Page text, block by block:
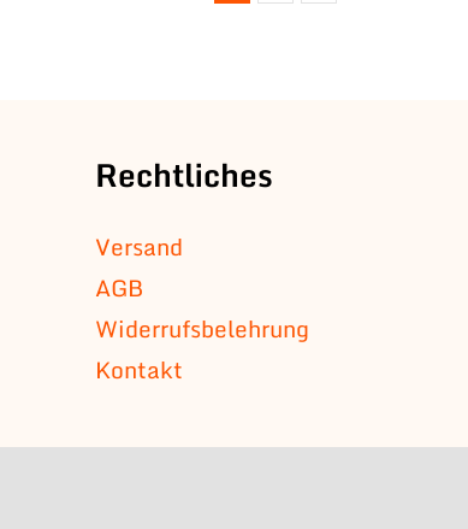
Rechtliches
Versand
AGB
Widerrufsbelehrung
Kontakt